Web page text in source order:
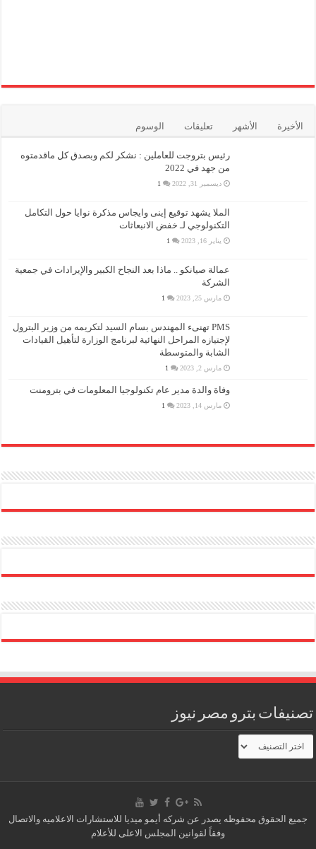
الأخيرة الأشهر تعليقات الوسوم
رئيس بتروجت للعاملين : نشكر لكم وبصدق كل ماقدمتوه
من جهد في 2022
ديسمبر 31, 2022 1
الملا يشهد توقيع إينى وايجاس مذكرة نوايا حول التكامل
التكنولوجي لـ خفض الانبعاثات
يناير 16, 2023 1
عمالة صيانكو .. ماذا بعد النجاح الكبير والإيرادات في جمعية
الشركة
مارس 25, 2023 1
PMS تهنىء المهندس بسام السيد لتكريمه من وزير البترول
لإجتيازه المراحل النهائية لبرنامج الوزارة لتأهيل القيادات
الشابة والمتوسطة
مارس 2, 2023 1
وفاة والدة مدير عام تكنولوجيا المعلومات في بترومنت
مارس 14, 2023 1
تصنيفات بترو مصر نيوز
تصنيفات
بترو
مصر
جميع الحقوق محفوظه يصدر عن شركه أيمو ميديا للاستشارات الاعلاميه والاتصال
وفقاً لقوانين المجلس الاعلى للأعلام